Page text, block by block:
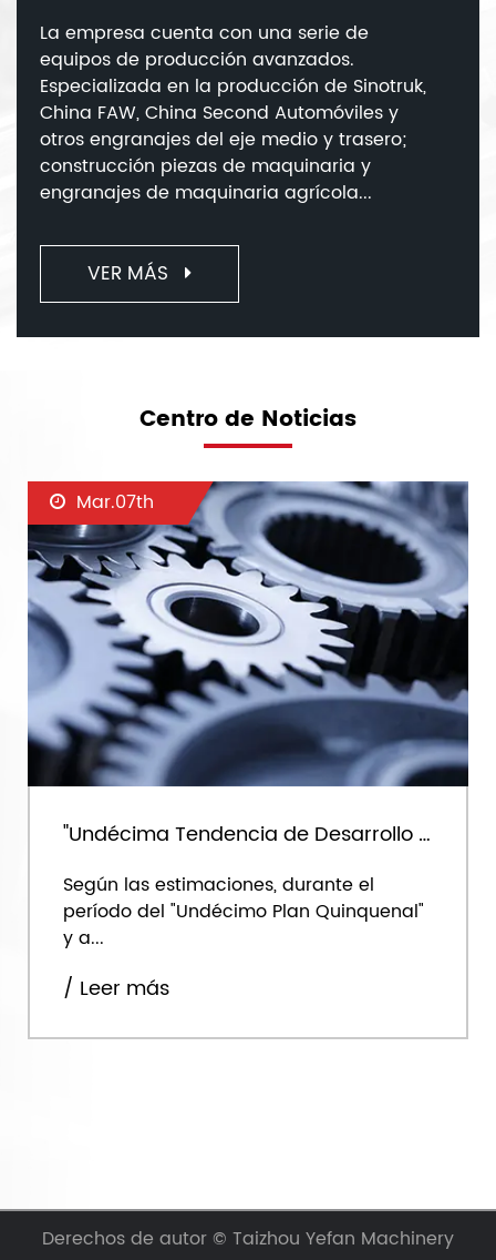
La empresa cuenta con una serie de
equipos de producción avanzados.
Especializada en la producción de Sinotruk,
China FAW, China Second Automóviles y
otros engranajes del eje medio y trasero;
construcción piezas de maquinaria y
engranajes de maquinaria agrícola...
VER MÁS
Centro de Noticias
Mar.07th
"Undécima Tendencia de Desarrollo de Cinco Años" de la Industria de Maquinaria Química
Según las estimaciones, durante el
período del "Undécimo Plan Quinquenal"
y a...
/ Leer más
Derechos de autor © Taizhou Yefan Machinery